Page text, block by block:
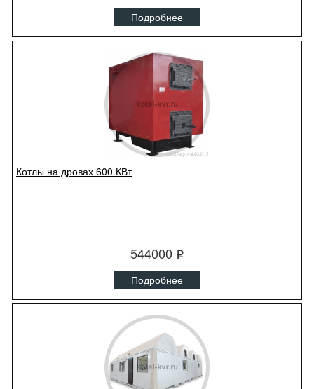
Подробнее
Котлы на дровах 600 КВт
544000 q
Подробнее